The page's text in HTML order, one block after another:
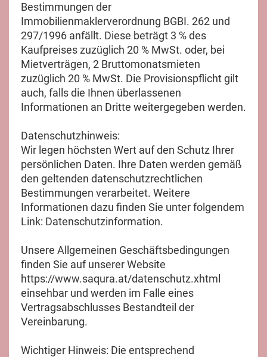
Bestimmungen der
Immobilienmaklerverordnung BGBI. 262 und
297/1996 anfällt. Diese beträgt 3 % des
Kaufpreises zuzüglich 20 % MwSt. oder, bei
Mietverträgen, 2 Bruttomonatsmieten
zuzüglich 20 % MwSt. Die Provisionspflicht gilt
auch, falls die Ihnen überlassenen
Informationen an Dritte weitergegeben werden.
Datenschutzhinweis:
Wir legen höchsten Wert auf den Schutz Ihrer
persönlichen Daten. Ihre Daten werden gemäß
den geltenden datenschutzrechtlichen
Bestimmungen verarbeitet. Weitere
Informationen dazu finden Sie unter folgendem
Link: Datenschutzinformation.
Unsere Allgemeinen Geschäftsbedingungen
finden Sie auf unserer Website
https://www.saqura.at/datenschutz.xhtml
einsehbar und werden im Falle eines
Vertragsabschlusses Bestandteil der
Vereinbarung.
Wichtiger Hinweis: Die entsprechend